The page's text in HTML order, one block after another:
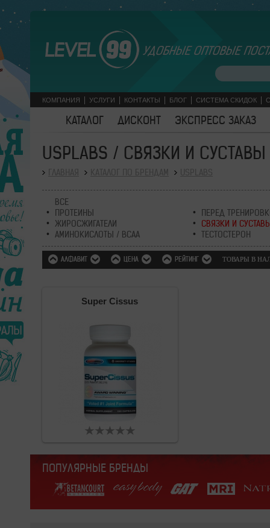
УДОБНЫЕ ОПТОВЫЕ
КОМПАНИЯ УСЛУГИ КОНТАКТЫ БЛОГ СИСТЕМА СКИДОК
КАТАЛОГ ДИСКОНТ ЭКСПРЕСС ЗАКАЗ
USPLABS / СВЯЗКИ И СУСТАВЫ
ВСЕ
ПРОТЕИНЫ
ЖИРОСЖИГАТЕЛИ
АМИНОКИСЛОТЫ / BCAA
ПЕРЕД
СВЯЗКИ И
ТЕСТОСТЕРОН
АЛФАВИТ ЦЕНА РЕЙТИНГ ТОВАРЫ В
Super Cissus
ПОПУЛЯРНЫЕ БРЕНДЫ